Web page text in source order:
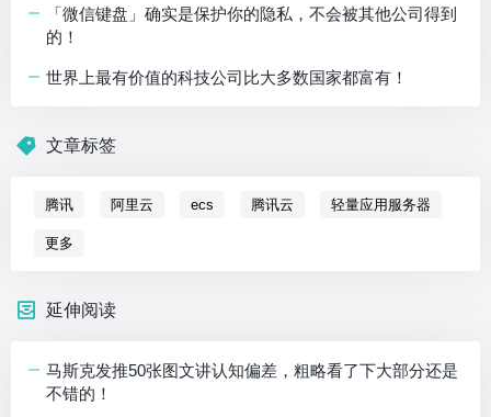
「微信键盘」确实是保护你的隐私，不会被其他公司得到
的！
世界上最有价值的科技公司比大多数国家都富有！
文章标签
腾讯 阿里云 ecs 腾讯云 轻量应用服务器
更多
延伸阅读
马斯克发推50张图文讲认知偏差，粗略看了下大部分还是
不错的！